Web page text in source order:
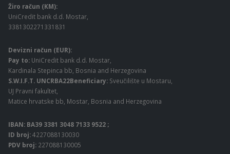
Žiro račun (KM):
UniCredit bank d.d. Mostar,
3381302271331831
Devizni račun (EUR):
Pay to: UniCredit bank d.d. Mostar,
Kardinala Stepinca bb, Bosnia and Herzegovina
S.W.I.F.T. UNCRBA22Beneficiary: Sveučilište u Mostaru,
UJ Pravni fakultet,
Matice hrvatske bb, Mostar, Bosnia and Herzegovina
IBAN: BA39 3381 3048 7133 9522 ;
ID broj:4227088130030
PDV broj: 227088130005